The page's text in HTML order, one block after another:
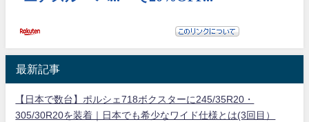
最新記事
【日本で数台】ポルシェ718ボクスターに245/35R20・
305/30R20を装着｜日本でも希少なワイド仕様とは(3回目）